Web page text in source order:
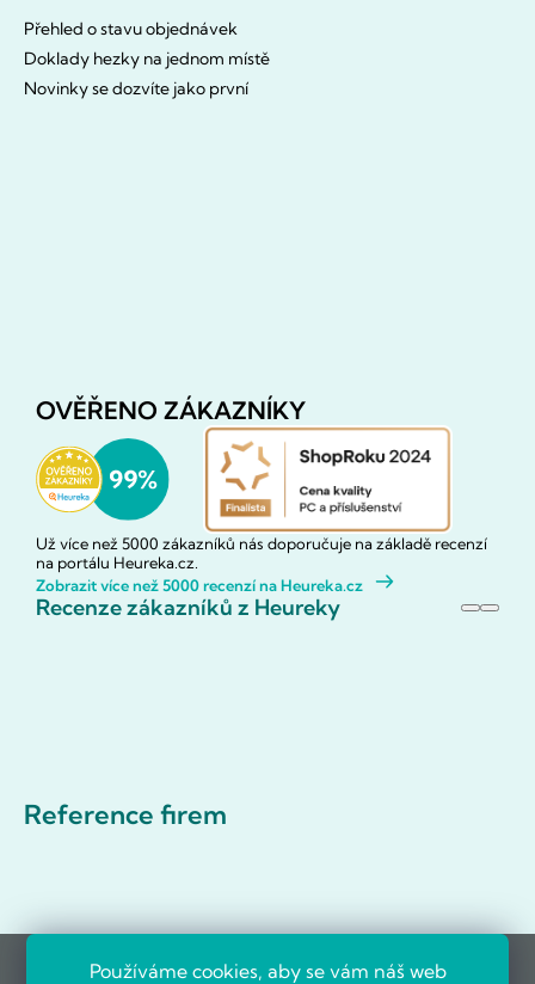
Používáme cookies, aby se vám náš web
Přehled o stavu objednávek
Doklady hezky na jednom místě
Novinky se dozvíte jako první
OVĚŘENO ZÁKAZNÍKY
Už více než 5000 zákazníků nás doporučuje na základě recenzí
na portálu Heureka.cz.
Zobrazit více než 5000 recenzí na Heureka.cz
Recenze zákazníků z Heureky
Reference firem